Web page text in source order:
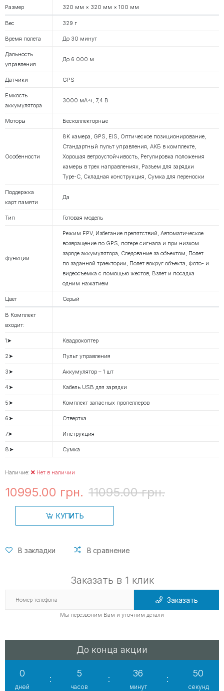
Размер 320 мм × 320 мм × 100 мм
Вес 329 г
Время полета До 30 минут
Дальность
управления
До 6 000 м
Датчики GPS
Емкость
аккумулятора
3000 мА·ч, 7,4 В
Моторы Бесколлекторные
Особенности
8K камера, GPS, EIS, Оптическое позиционирование,
Стандартный пульт управления, АКБ в комплекте,
Хорошая ветроустойчивость, Регулировка положения
камеры в трех направлениях, Разъем для зарядки
Type-C, Складная конструкция, Сумка для переноски
Поддержка
карт памяти
Да
Тип Готовая модель
Функции
Режим FPV, Избегание препятствий, Автоматическое
возвращение по GPS, потере сигнала и при низком
заряде аккумулятора, Следование за объектом, Полет
по заданной траектории, Полет вокруг объекта, Фото- и
видеосъемка с помощью жестов, Взлет и посадка
одним нажатием
Цвет Серый
В Комплект
входит:
1➤ Квадрокоптер
2➤ Пульт управления
3➤ Аккумулятор – 1 шт
4➤ Кабель USB для зарядки
5➤ Комплект запасных пропеллеров
6➤ Отвертка
7➤ Инструкция
8➤ Сумка
Наличие: Нет в наличии
10995.00 грн. 11095.00 грн.
КУПИТЬ
В закладки В сравнение
Заказать в 1 клик
Заказать
Мы перезвоним Вам и уточним детали
До конца акции
0
дней
:
5
часов
:
36
минут
:
48
секунд